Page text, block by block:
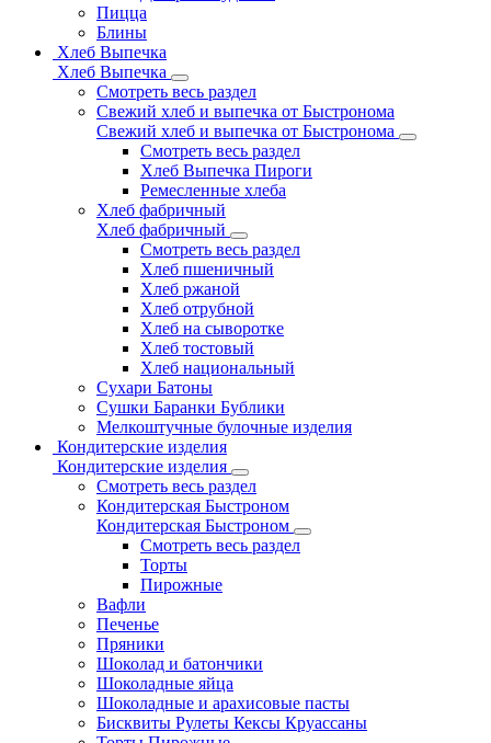
Пицца
Блины
Хлеб Выпечка
Хлеб Выпечка
Смотреть весь раздел
Свежий хлеб и выпечка от Быстронома
Свежий хлеб и выпечка от Быстронома
Смотреть весь раздел
Хлеб Выпечка Пироги
Ремесленные хлеба
Хлеб фабричный
Хлеб фабричный
Смотреть весь раздел
Хлеб пшеничный
Хлеб ржаной
Хлеб отрубной
Хлеб на сыворотке
Хлеб тостовый
Хлеб национальный
Сухари Батоны
Сушки Баранки Бублики
Мелкоштучные булочные изделия
Кондитерские изделия
Кондитерские изделия
Смотреть весь раздел
Кондитерская Быстроном
Кондитерская Быстроном
Смотреть весь раздел
Торты
Пирожные
Вафли
Печенье
Пряники
Шоколад и батончики
Шоколадные яйца
Шоколадные и арахисовые пасты
Бисквиты Рулеты Кексы Круассаны